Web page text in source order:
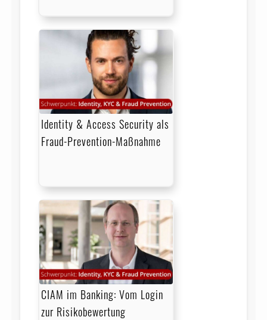
Identity & Access Security als
Fraud-Prevention-Maßnahme
CIAM im Banking: Vom Login
zur Risikobewertung